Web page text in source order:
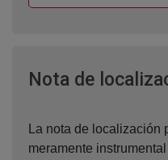
Nota de
La nota de localización
meramente